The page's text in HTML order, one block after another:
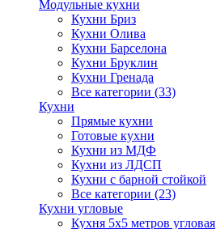
Модульные кухни
Кухни Бриз
Кухни Олива
Кухни Барселона
Кухни Бруклин
Кухни Гренада
Все категории (33)
Кухни
Прямые кухни
Готовые кухни
Кухни из МДФ
Кухни из ЛДСП
Кухни с барной стойкой
Все категории (23)
Кухни угловые
Кухня 5х5 метров угловая